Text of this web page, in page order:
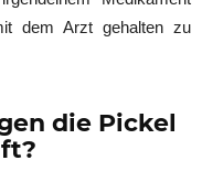
dem Arzt gehalten zu
die Pickel